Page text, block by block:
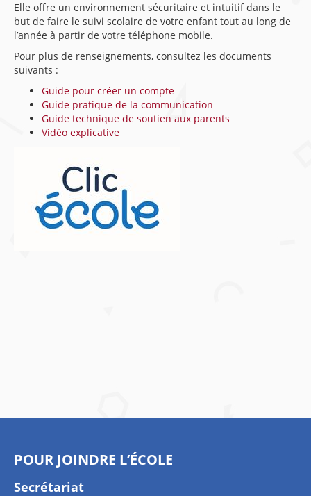
Elle offre un environnement sécuritaire et intuitif dans le
but de faire le suivi scolaire de votre enfant tout au long de
l’année à partir de votre téléphone mobile.
Pour plus de renseignements, consultez les documents
suivants :
Guide pour créer un compte
Guide pratique de la communication
Guide technique de soutien aux parents
Vidéo explicative
POUR JOINDRE L’ÉCOLE
Secrétariat